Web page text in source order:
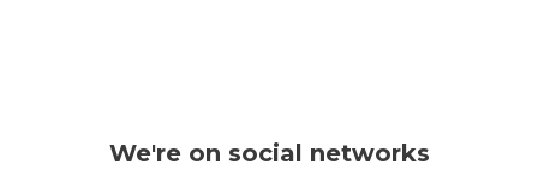
We're on social networks